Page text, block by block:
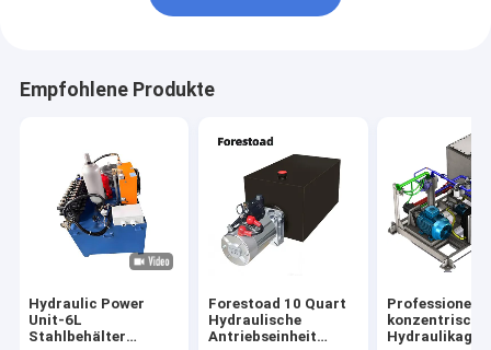
Empfohlene Produkte
Hydraulic Power
Unit-6L
Stahlbehälter
Forestoad 10 Quart
Hydraulische
Antriebseinheit
Professionelle
konzentrische